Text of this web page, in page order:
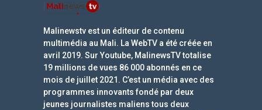
Malinewstv est un éditeur de contenu
multimédia au Mali. La WebTV a été créée en
avril 2019. Sur Youtube, MalinewsTV totalise
19 millions de vues 86 000 abonnés en ce
mois de juillet 2021. C’est un média avec des
programmes innovants fondé par deux
jeunes journalistes maliens tous deux